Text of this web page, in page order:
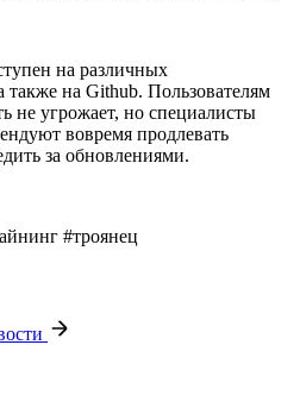
на различных
на Github. Пользователям
не угрожает, но специалисты
вовремя продлевать
за обновлениями.
#троянец